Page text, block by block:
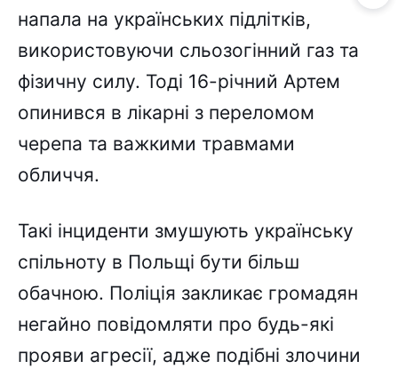
напала на українських підлітків,
використовуючи сльозогінний газ та
фізичну силу. Тоді 16-річний Артем
опинився в лікарні з переломом
черепа та важкими травмами
обличчя.
Такі інциденти змушують українську
спільноту в Польщі бути більш
обачною. Поліція закликає громадян
негайно повідомляти про будь-які
прояви агресії, адже подібні злочини